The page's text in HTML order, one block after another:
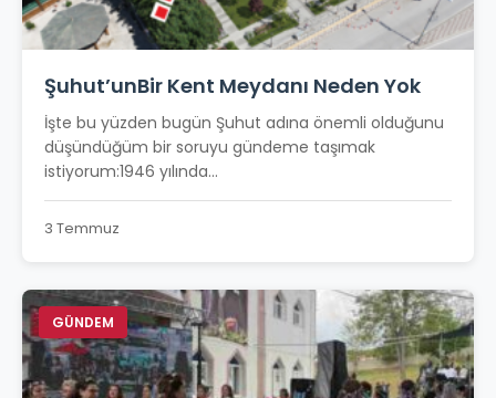
Şuhut’unBir Kent Meydanı Neden Yok
İşte bu yüzden bugün Şuhut adına önemli olduğunu
düşündüğüm bir soruyu gündeme taşımak
istiyorum:1946 yılında...
3 Temmuz
GÜNDEM